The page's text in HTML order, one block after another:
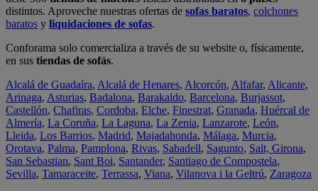
distintos. Aproveche nuestras ofertas de sofas baratos, colchones
baratos y liquidaciones de sofas.
Conforama solo comercializa a través de su website o, físicamente,
en sus tiendas de sofás.
Alcalá de Guadaíra, Alcalá de Henares, Alcorcón, Alfafar, Alicante,
Arinaga, Asturias, Badalona, Barakaldo, Barcelona, Burjassot,
Castellón, Chafiras, Cordoba, Elche, Finestrat, Granada, Huércal de
Almería, La Coruña, La Laguna, La Zenia, Lanzarote, León,
Lleida, Los Barrios, Madrid, Majadahonda, Málaga, Murcia,
Orotava, Palma, Pamplona, Rivas, Sabadell, Sagunto, Salt, Girona,
San Sebastian, Sant Boi, Santander, Santiago de Compostela,
Sevilla, Tamaraceite, Terrassa, Viana, Vilanova i la Geltrú, Zaragoza